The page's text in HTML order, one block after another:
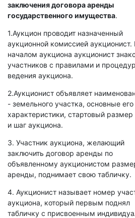
заключения договора аренды
государственного имущества.
1.Аукцион проводит назначенный
аукционной комиссией аукционист.
началом аукциона аукционист
участников с правилами и
ведения аукциона.
2.Аукционист объявляет
- земельного участка, основные его
характеристики, стартовый
и шаг аукциона.
3. Участник аукциона, желающий
заключить договор аренды по
объявленному аукционистом
аренды, поднимает свою табличку.
4. Аукционист называет номер
аукциона, который первым поднял
табличку с присвоенным